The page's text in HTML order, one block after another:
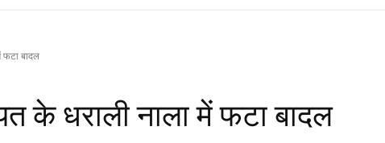
फटा बादल
के धराली नाला में फटा बादल